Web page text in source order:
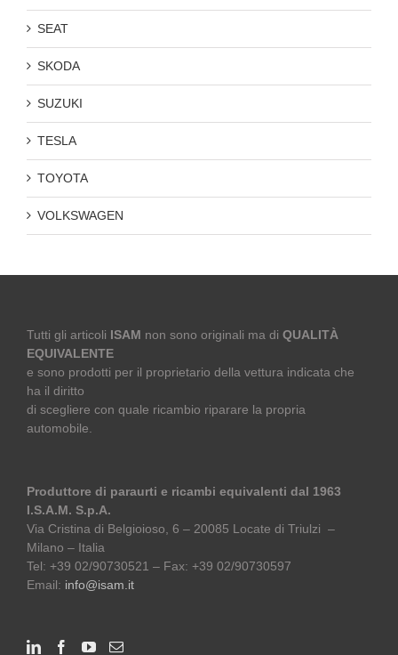
SEAT
SKODA
SUZUKI
TESLA
TOYOTA
VOLKSWAGEN
Tutti gli articoli ISAM non sono originali ma di QUALITÀ
EQUIVALENTE
e sono prodotti per il proprietario della vettura indicata che
ha il diritto
di scegliere con quale ricambio riparare la propria
automobile.
Produttore di paraurti e ricambi equivalenti dal 1963
I.S.A.M. S.p.A.
Via Cristina di Belgioioso, 6 – 20085 Locate di Triulzi –
Milano – Italia
Tel: +39 02/90730521 – Fax: +39 02/90730597
Email: info@isam.it